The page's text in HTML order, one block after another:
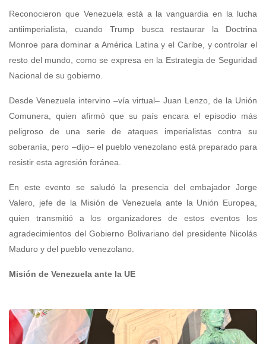
Reconocieron que Venezuela está a la vanguardia en la lucha
antiimperialista, cuando Trump busca restaurar la Doctrina
Monroe para dominar a América Latina y el Caribe, y controlar el
resto del mundo, como se expresa en la Estrategia de Seguridad
Nacional de su gobierno.
Desde Venezuela intervino –vía virtual– Juan Lenzo, de la Unión
Comunera, quien afirmó que su país encara el episodio más
peligroso de una serie de ataques imperialistas contra su
soberanía, pero –dijo– el pueblo venezolano está preparado para
resistir esta agresión foránea.
En este evento se saludó la presencia del embajador Jorge
Valero, jefe de la Misión de Venezuela ante la Unión Europea,
quien transmitió a los organizadores de estos eventos los
agradecimientos del Gobierno Bolivariano del presidente Nicolás
Maduro y del pueblo venezolano.
Misión de Venezuela ante la UE